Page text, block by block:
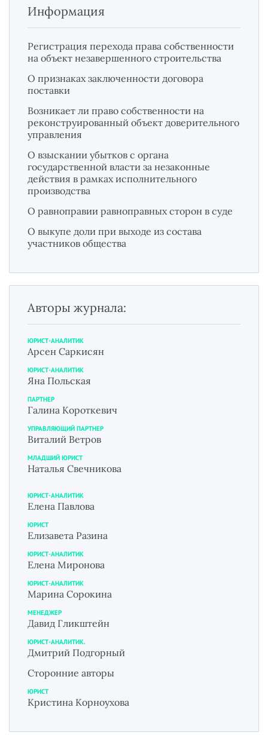
Информация
Регистрация перехода права собственности
на объект незавершенного строительства
О признаках заключенности договора
поставки
Возникает ли право собственности на
реконструированный объект доверительного
управления
О взыскании убытков с органа
государственной власти за незаконные
действия в рамках исполнительного
производства
О равноправии равноправных сторон в суде
О выкупе доли при выходе из состава
участников общества
Авторы журнала:
ЮРИСТ-АНАЛИТИК
Арсен Саркисян
ЮРИСТ-АНАЛИТИК
Яна Польская
ПАРТНЕР
Галина Короткевич
УПРАВЛЯЮЩИЙ ПАРТНЕР
Виталий Ветров
МЛАДШИЙ ЮРИСТ
Наталья Свечникова
ЮРИСТ-АНАЛИТИК
Елена Павлова
ЮРИСТ
Елизавета Разина
ЮРИСТ-АНАЛИТИК
Елена Миронова
ЮРИСТ-АНАЛИТИК
Марина Сорокина
МЕНЕДЖЕР
Давид Гликштейн
ЮРИСТ-АНАЛИТИК.
Дмитрий Подгорный
Сторонние авторы
ЮРИСТ
Кристина Корноухова